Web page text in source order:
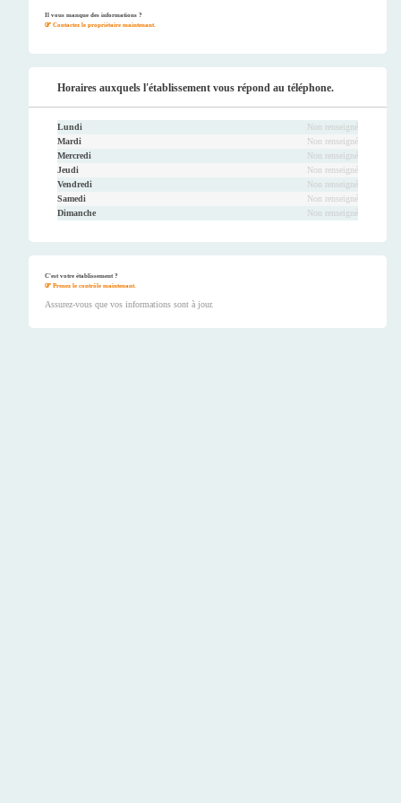
Il vous manque des informations ?
Contactez le propriétaire maintenant.
Horaires auxquels l'établissement vous répond au téléphone.
Lundi
Non renseigné
Mardi
Non renseigné
Mercredi
Non renseigné
Jeudi
Non renseigné
Vendredi
Non renseigné
Samedi
Non renseigné
Dimanche
Non renseigné
C'est votre établissement ?
Prenez le contrôle maintenant.
Assurez-vous que vos informations sont à jour.